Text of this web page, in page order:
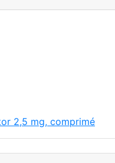
2,5 mg, comprimé